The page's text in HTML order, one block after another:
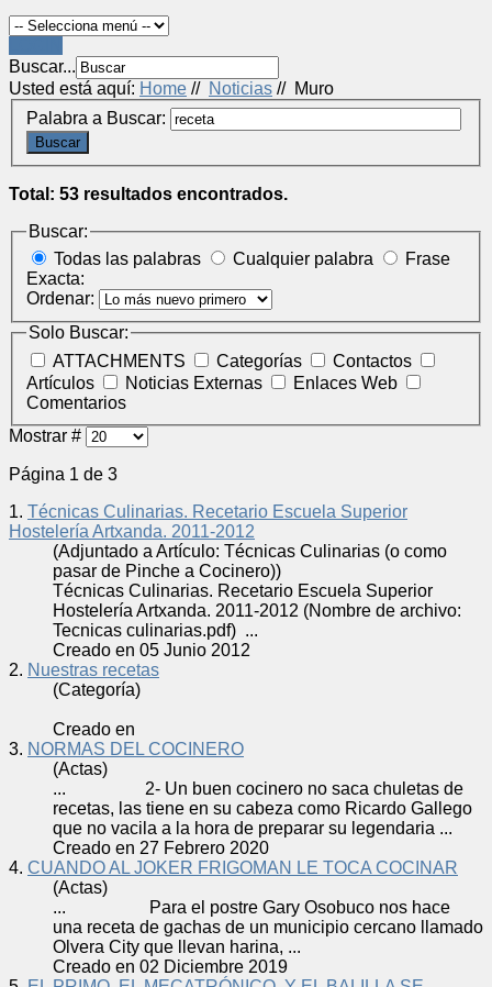
Buscar...
Usted está aquí: Home // Noticias // Muro
Palabra a Buscar:
Buscar
Total: 53 resultados encontrados.
Buscar:
Todas las palabras
Cualquier palabra
Frase
Exacta:
Ordenar:
Solo Buscar:
ATTACHMENTS
Categorías
Contactos
Artículos
Noticias Externas
Enlaces Web
Comentarios
Mostrar #
Página 1 de 3
1. Técnicas Culinarias. Recetario Escuela Superior
Hostelería Artxanda. 2011-2012
(Adjuntado a Artículo: Técnicas Culinarias (o como
pasar de Pinche a Cocinero))
Técnicas Culinarias. Recetario Escuela Superior
Hostelería Artxanda. 2011-2012 (Nombre de archivo:
Tecnicas culinarias.pdf) ...
Creado en 05 Junio 2012
2. Nuestras recetas
(Categoría)
Creado en
3. NORMAS DEL COCINERO
(Actas)
... 2- Un buen cocinero no saca chuletas de
recetas, las tiene en su cabeza como Ricardo Gallego
que no vacila a la hora de preparar su legendaria ...
Creado en 27 Febrero 2020
4. CUANDO AL JOKER FRIGOMAN LE TOCA COCINAR
(Actas)
... Para el postre Gary Osobuco nos hace
una receta de gachas de un municipio cercano llamado
Olvera City que llevan harina, ...
Creado en 02 Diciembre 2019